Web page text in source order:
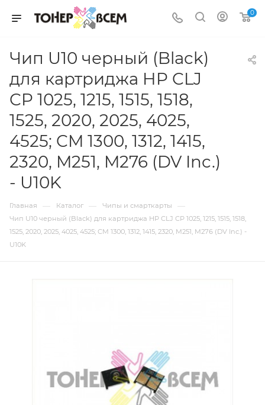
0
Чип U10 черный (Black)
для картриджа HP CLJ
CP 1025, 1215, 1515, 1518,
1525, 2020, 2025, 4025,
4525; CM 1300, 1312, 1415,
2320, M251, M276 (DV Inc.)
- U10K
Главная — Каталог — Чипы и смарткарты —
Чип U10 черный (Black) для картриджа HP CLJ CP 1025, 1215, 1515, 1518,
1525, 2020, 2025, 4025, 4525; CM 1300, 1312, 1415, 2320, M251, M276 (DV Inc.) -
U10K